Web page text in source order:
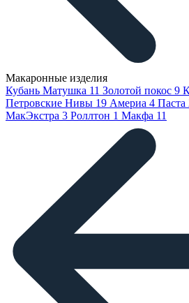
Макаронные изделия
Кубань Матушка 11 Золотой покос 9
Петровские Нивы 19 Америа 4 Паста
МакЭкстра 3 Роллтон 1 Макфа 11